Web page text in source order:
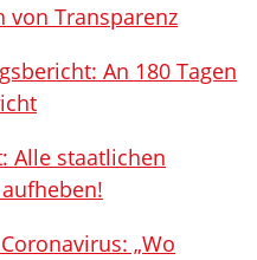
von Transparenz
An 180 Tagen
Alle staatlichen
„Wo